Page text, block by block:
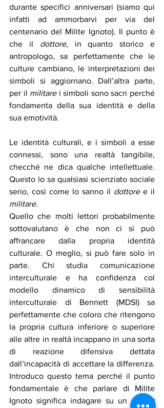
durante specifici anniversari (siamo qui
infatti ad ammorbarvi per via del
centenario del Milite Ignoto). Il punto è
che il dottore, in quanto storico e
antropologo, sa perfettamente che le
culture cambiano, le interpretazioni dei
simboli si aggiornano. Dall’altra parte,
per il militare i simboli sono sacri perché
fondamenta della sua identità e della
sua emotività.
Le identità culturali, e i simboli a esse
connessi, sono una realtà tangibile,
checché ne dica qualche intellettuale.
Questo lo sa qualsiasi scienziato sociale
serio, così come lo sanno il dottore
militare.
Quello che molti lettori probabilmente
sottovalutano è che non ci si può
affrancare dalla propria identità
culturale. O meglio, si può fare solo in
parte. Chi studia comunicazione
interculturale e ha confidenza col
modello dinamico di sensibilità
interculturale di Bennett (MDSI) sa
perfettamente che coloro che ritengono
la propria cultura inferiore o superiore
alle altre in realtà incappano in una sorta
di reazione difensiva dettata
dall’incapacità di accettare la differenza.
Introduco questo tema perché il punto
fondamentale è che parlare di Milite
Ignoto significa indagare su un vulnus